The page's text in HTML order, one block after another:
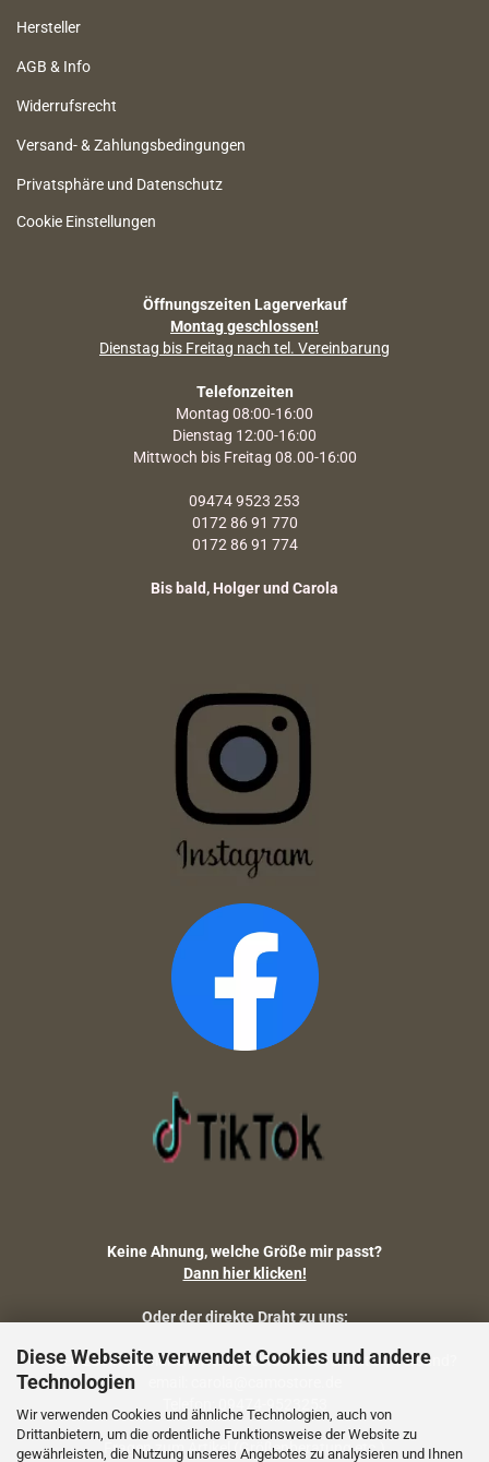
Diese Webseite verwendet Cookies und andere
Technologien
Wir verwenden Cookies und ähnliche Technologien, auch von
Drittanbietern, um die ordentliche Funktionsweise der Website zu
gewährleisten, die Nutzung unseres Angebotes zu analysieren und Ihnen
Hersteller
AGB & Info
Widerrufsrecht
Versand- & Zahlungsbedingungen
Privatsphäre und Datenschutz
Cookie Einstellungen
Öffnungszeiten Lagerverkauf
Montag geschlossen!
Dienstag bis Freitag nach tel. Vereinbarung
Telefonzeiten
Montag 08:00-16:00
Dienstag 12:00-16:00
Mittwoch bis Freitag 08.00-16:00
09474 9523 253
0172 86 91 770
0172 86 91 774
Bis bald, Holger und Carola
Keine Ahnung, welche Größe mir passt?
Dann hier klicken!
Oder der direkte Draht zu uns:
Fragen zu Artikelmaßen, Warenbestand, Lieferstatus, Versand?
Telefon: 09474-9523253
Fragen zum Artikel (Größenberatung etc.)